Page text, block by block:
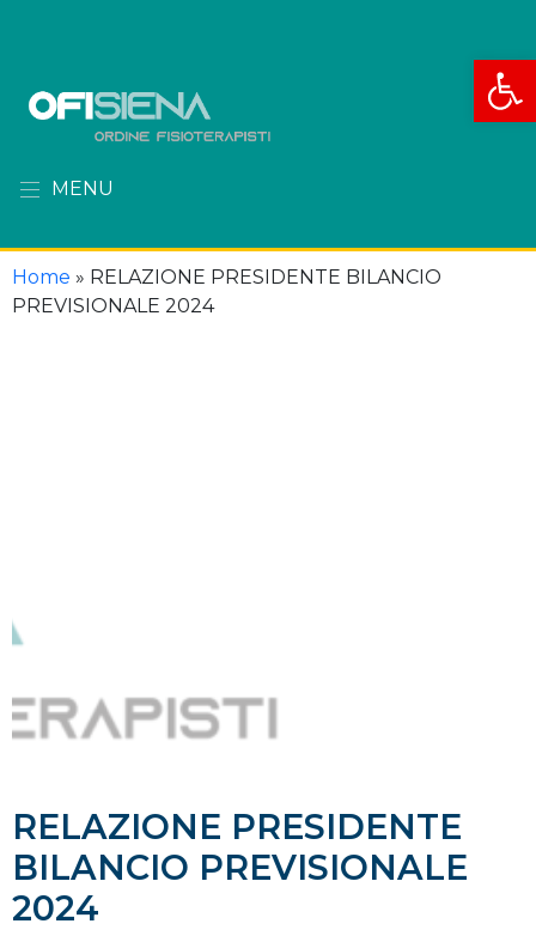
Apri
MENU
Home » RELAZIONE PRESIDENTE BILANCIO
PREVISIONALE 2024
RELAZIONE PRESIDENTE
BILANCIO PREVISIONALE
2024